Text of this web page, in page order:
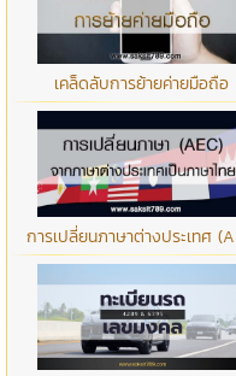
เคล็ดลับการย้ายค่ายมือถือ
การเปลี่ยนภาษาต่างประเทศ